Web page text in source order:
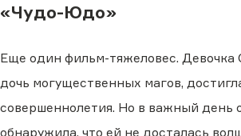
«Чудо-Юдо»
Еще один фильм-тяжеловес. Девочка
дочь могущественных магов,
совершеннолетия. Но в важный день
обнаружила, что ей не досталась